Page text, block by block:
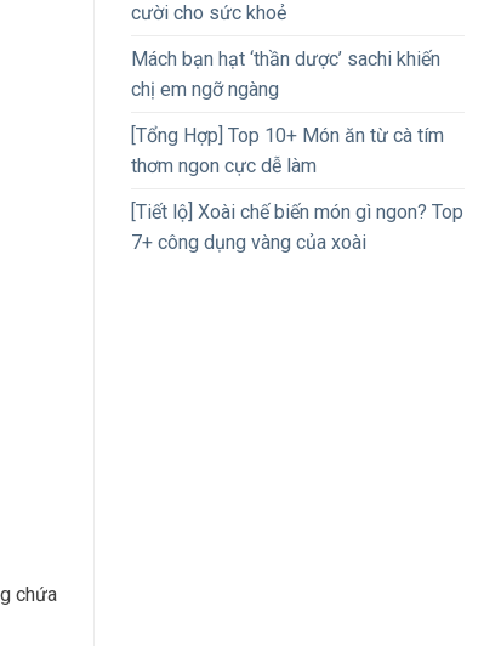
chứa
cười cho sức khoẻ
Mách bạn hạt ‘thần dược’ sachi khiến
chị em ngỡ ngàng
[Tổng Hợp] Top 10+ Món ăn từ cà tím
thơm ngon cực dễ làm
[Tiết lộ] Xoài chế biến món gì ngon? Top
7+ công dụng vàng của xoài